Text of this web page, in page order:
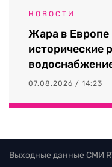
НОВОСТИ
Жара в Европе
исторические
07.08.2026 / 14:23
Выходные данные СМИ